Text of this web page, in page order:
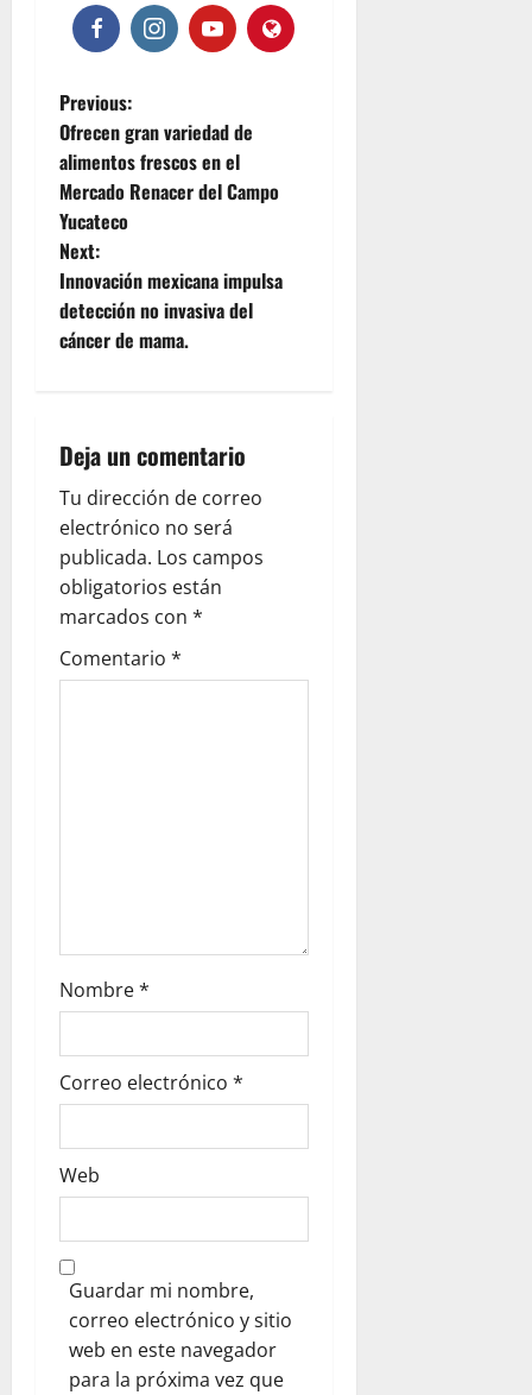
P
o
s
t
n
a
i
g
a
t
i
Previous:
Ofrecen gran variedad de
alimentos frescos en el
Mercado Renacer del Campo
Yucateco
Next:
Innovación mexicana impulsa
detección no invasiva del
cáncer de mama.
Deja un comentario
Tu dirección de correo
electrónico no será
publicada. Los campos
obligatorios están
marcados con *
Comentario *
Nombre*
Correo electrónico *
Web
Guardar mi nombre,
correo electrónico y sitio
web en este navegador
para la próxima vez que